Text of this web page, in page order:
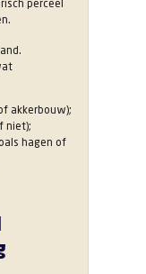
perceel
akkerbouw);
niet);
hagen of